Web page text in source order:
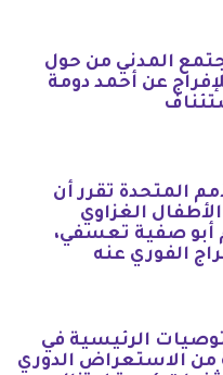
المدني من حول
عن أحمد دومة
المتحدة تقرر أن
الغزاوي
أبو صفية تعسفي،
الفوري عنه
الرئيسية في
من الاستعراض الدوري